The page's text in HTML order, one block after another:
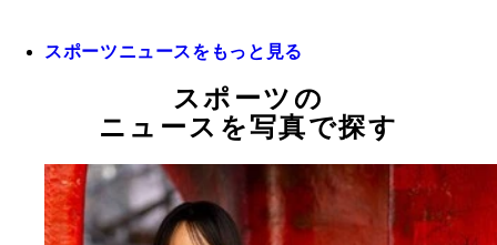
スポーツニュースをもっと見る
スポーツの
ニュースを写真で探す